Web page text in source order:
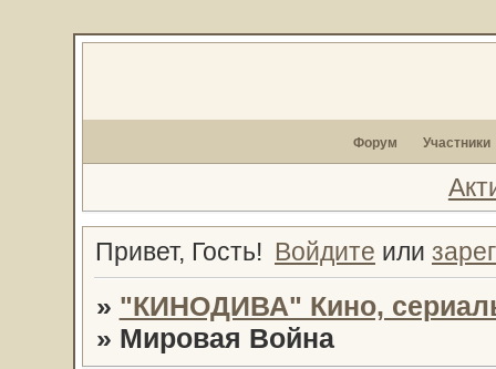
Форум Участники
Привет, Гость! Войдите или
» "КИНОДИВА" Кино,
» Мировая Война